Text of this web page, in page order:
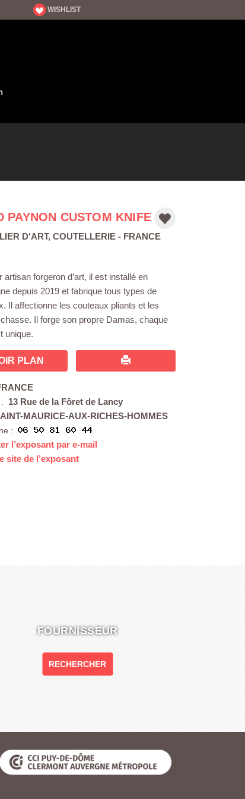
WISHLIST
PAYNON CUSTOM KNIFE
D'ART, COUTELLERIE - FRANCE
artisan forgeron d’art, il est installé en
depuis 2019 et fabrique tous types de
Il affectionne les couteaux pliants et les
Il forge son propre Damas, chaque
unique.
PLAN
13 Rue de la Fôret de Lancy
MAURICE-AUX-RICHES-HOMMES
:
l’exposant par e-mail
site de l’exposant
FOURNISSEUR
RECHERCHER